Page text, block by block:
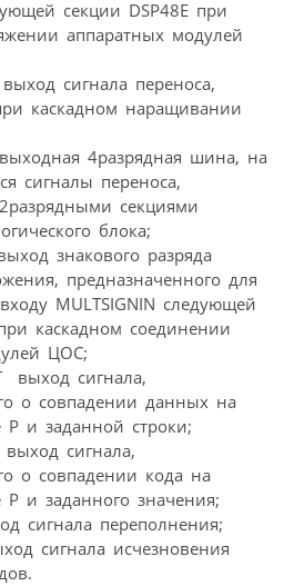
секции DSP48E при
аппаратных модулей
выход сигнала переноса,
каскадном наращивании
выходная 4разрядная шина, на
сигналы переноса,
секциями
блока;
знакового разряда
предназначенного для
MULTSIGNIN следующей
каскадном соединении
ЦОС;
 выход сигнала,
о совпадении данных на
и заданной строки;
выход сигнала,
о совпадении кода на
и заданного значения;
сигнала переполнения;
сигнала исчезновения